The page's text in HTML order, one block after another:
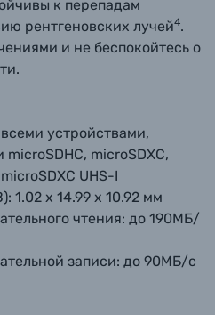
к перепадам
рентгеновских лучей4.
и не беспокойтесь о
устройствами,
microSDXC,
UHS-I
1.02 x 14.99 x 10.92 мм
чтения: до 190МБ/
записи: до 90МБ/с